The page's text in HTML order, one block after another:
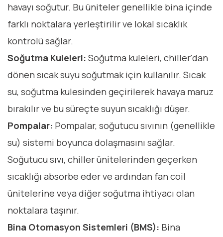
havayı soğutur. Bu üniteler genellikle bina içinde
farklı noktalara yerleştirilir ve lokal sıcaklık
kontrolü sağlar.
Soğutma Kuleleri: Soğutma kuleleri, chiller'dan
dönen sıcak suyu soğutmak için kullanılır. Sıcak
su, soğutma kulesinden geçirilerek havaya maruz
bırakılır ve bu süreçte suyun sıcaklığı düşer.
Pompalar: Pompalar, soğutucu sıvının (genellikle
su) sistemi boyunca dolaşmasını sağlar.
Soğutucu sıvı, chiller ünitelerinden geçerken
sıcaklığı absorbe eder ve ardından fan coil
ünitelerine veya diğer soğutma ihtiyacı olan
noktalara taşınır.
Bina Otomasyon Sistemleri (BMS): Bina